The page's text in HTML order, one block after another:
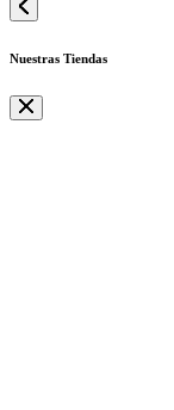
Nuestras Tiendas